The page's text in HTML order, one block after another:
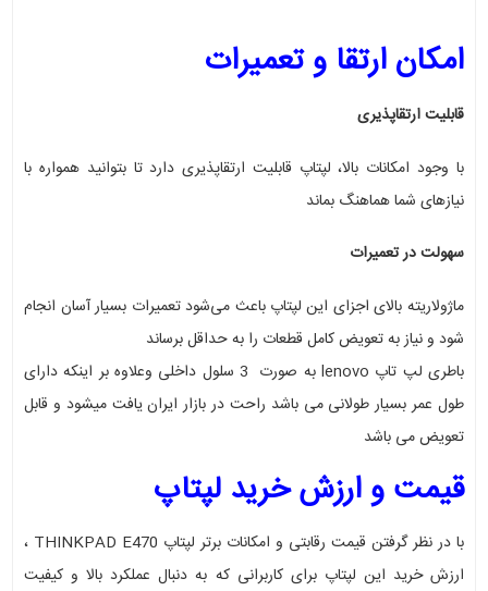
امکان ارتقا و تعمیرات
قابلیت ارتقاپذیری
با وجود امکانات بالا، لپتاپ قابلیت ارتقاپذیری دارد تا بتوانید همواره با
نیازهای شما هماهنگ بماند
سهولت در تعمیرات
ماژولاریته بالای اجزای این لپتاپ باعث می‌شود تعمیرات بسیار آسان انجام
شود و نیاز به تعویض کامل قطعات را به حداقل برساند
باطری لپ تاپ lenovo به صورت 3 سلول داخلی وعلاوه بر اینکه دارای
طول عمر بسیار طولانی می باشد راحت در بازار ایران یافت میشود و قابل
تعویض می باشد
قیمت و ارزش خرید لپتاپ
با در نظر گرفتن قیمت رقابتی و امکانات برتر لپتاپ THINKPAD E470 ،
ارزش خرید این لپتاپ برای کاربرانی که به دنبال عملکرد بالا و کیفیت